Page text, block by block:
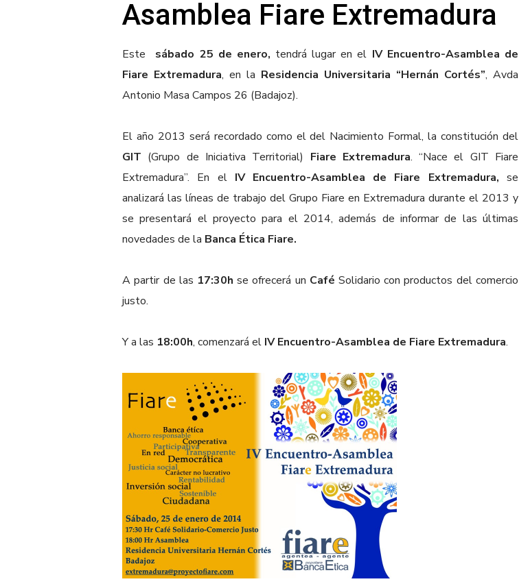
Asamblea Fiare Extremadura
Este sábado 25 de enero, tendrá lugar en el IV Encuentro-Asamblea de
Fiare Extremadura, en la Residencia Universitaria “Hernán Cortés”, Avda
Antonio Masa Campos 26 (Badajoz).
El año 2013 será recordado como el del Nacimiento Formal, la constitución del
GIT (Grupo de Iniciativa Territorial) Fiare Extremadura. “Nace el GIT Fiare
Extremadura”. En el IV Encuentro-Asamblea de Fiare Extremadura, se
analizará las líneas de trabajo del Grupo Fiare en Extremadura durante el 2013 y
se presentará el proyecto para el 2014, además de informar de las últimas
novedades de la Banca Ética Fiare.
A partir de las 17:30h se ofrecerá un CaféSolidario con productos del comercio
justo.
Y a las 18:00h, comenzará el IV Encuentro-Asamblea de Fiare Extremadura.